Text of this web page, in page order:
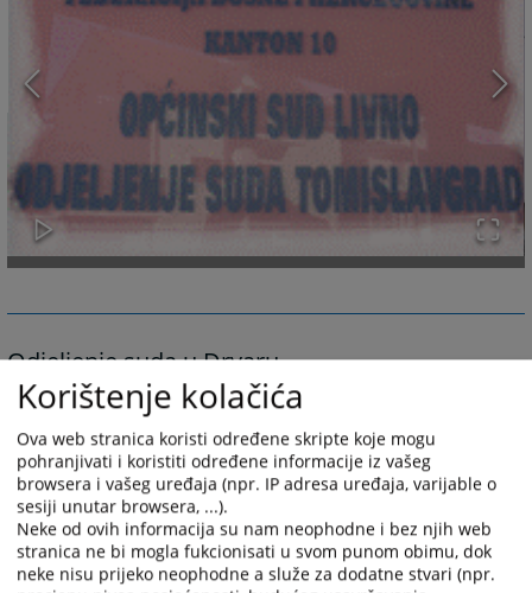
Odjeljenje suda u Drvaru
Sukladno članku 15. stavak 2. Zakona o izmjenama i dopunama Zakona o
sudovima Kantona 10 "Narodne novine Hercegbosanskog kantona", br.
10/02) novoosnovani Općinski sud u Livnu počet će s radom 01. ožujka
2004. godine. Sukladno članku 23. Zakona o izmjenama i dopunama
Zakona o sudovima Kantona 10 odredbe članaka 4, 6, 7 i 13. istog zakona
primjenjuju se od 01. 03. 2004. godine.Ova odluka bit će objavljena u
službenom glasilu Kantona 10 sukladno članku 43. Zakona o Visokom
sudbenom i tužiteljskom vijeću Federacije Bosne i Hercegovine.
Korištenje kolačića
Ova web stranica koristi određene skripte koje mogu
pohranjivati i koristiti određene informacije iz vašeg
browsera i vašeg uređaja (npr. IP adresa uređaja, varijable o
sesiji unutar browsera, ...).
Neke od ovih informacija su nam neophodne i bez njih web
stranica ne bi mogla fukcionisati u svom punom obimu, dok
neke nisu prijeko neophodne a služe za dodatne stvari (npr.